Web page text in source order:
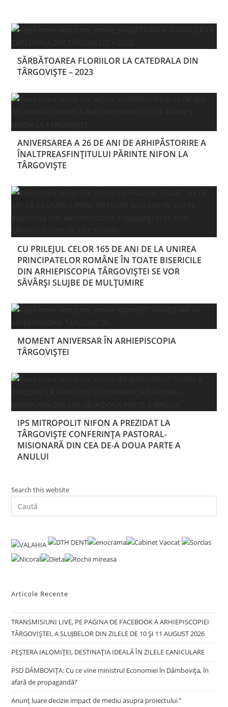
SĂRBĂTOAREA FLORIILOR LA CATEDRALA DIN
TÂRGOVIȘTE – 2023
ANIVERSAREA A 26 DE ANI DE ARHIPĂSTORIRE A
ÎNALTPREASFINȚITULUI PĂRINTE NIFON LA
TÂRGOVIȘTE
CU PRILEJUL CELOR 165 DE ANI DE LA UNIREA
PRINCIPATELOR ROMÂNE ÎN TOATE BISERICILE
DIN ARHIEPISCOPIA TÂRGOVIȘTEI SE VOR
SĂVÂRȘI SLUJBE DE MULȚUMIRE
MOMENT ANIVERSAR ÎN ARHIEPISCOPIA
TÂRGOVIȘTEI
IPS MITROPOLIT NIFON A PREZIDAT LA
TÂRGOVIȘTE CONFERINŢA PASTORAL-
MISIONARĂ DIN CEA DE-A DOUA PARTE A
ANULUI
Search this website
Articole Recente
TRANSMISIUNI LIVE, PE PAGINA DE FACEBOOK A ARHIEPISCOPIEI
TÂRGOVIȘTEI, A SLUJBELOR DIN ZILELE DE 10 ȘI 11 AUGUST 2026
PEȘTERA IALOMIȚEI, DESTINAȚIA IDEALĂ ÎN ZILELE CANICULARE
PSD DÂMBOVIȚA: Cu ce vine ministrul Economiei în Dâmbovița, în
afară de propagandă?
Anunț luare decizie impact de mediu asupra proiectului ”